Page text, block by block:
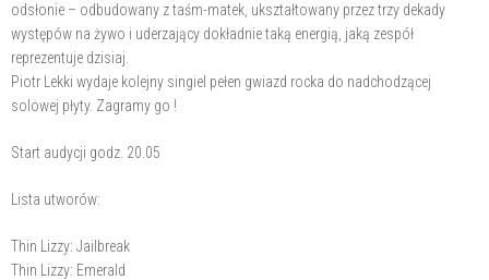
odsłonie – odbudowany z taśm-matek, ukształtowany przez trzy dekady
występów na żywo i uderzający dokładnie taką energią, jaką zespół
reprezentuje dzisiaj.
Piotr Lekki wydaje kolejny singiel pełen gwiazd rocka do nadchodzącej
solowej płyty. Zagramy go !
Start audycji godz. 20.05
Lista utworów:
Thin Lizzy: Jailbreak
Thin Lizzy: Emerald